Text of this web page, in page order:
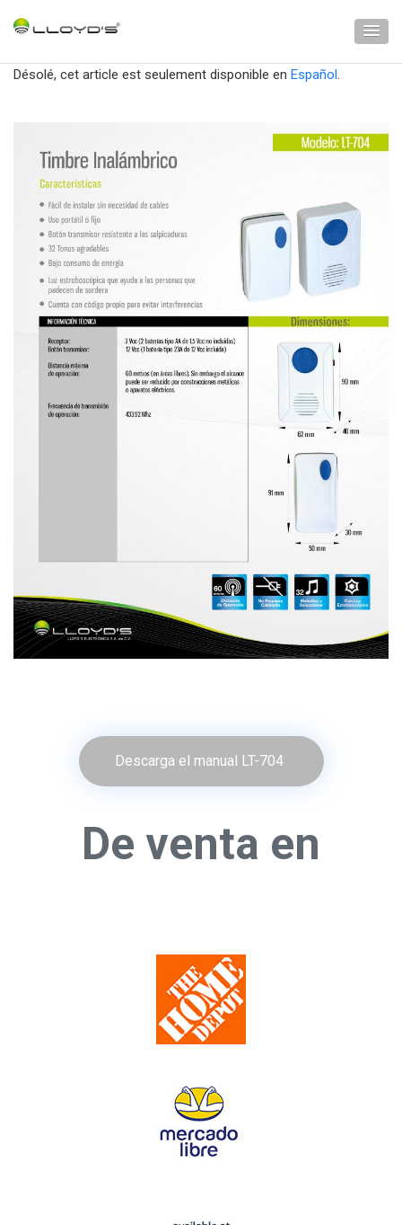
Désolé, cet article est seulement disponible en Español.
Descarga el manual LT-704
De venta en